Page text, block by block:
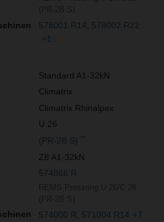
578001 R14
578002 R22
+1
Standard A1-32kN
Climatrix
Climatrix Rhinalpex
U 26
(PR-2B S)
Z8 A1-32kN
574866 R
574000 R 571004 R14 +7